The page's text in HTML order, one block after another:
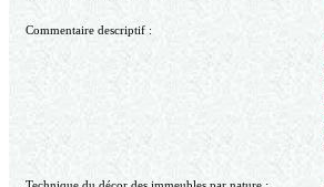
Commentaire descriptif :